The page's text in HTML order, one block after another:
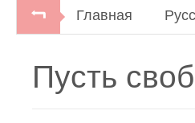
Главная
Пусть